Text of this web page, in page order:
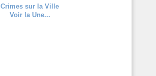
Crimes sur la Ville
Voir la Une...